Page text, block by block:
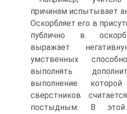
причинам испытывает
Оскорбляет его в
публично в
выражает
умственных
выполнять
выполнение
сверстников
постыдным. В